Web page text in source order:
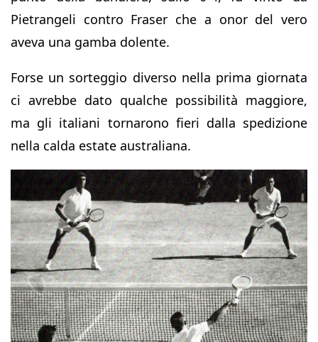
Pietrangeli contro Fraser che a onor del vero
aveva una gamba dolente.
Forse un sorteggio diverso nella prima giornata
ci avrebbe dato qualche possibilità maggiore,
ma gli italiani tornarono fieri dalla spedizione
nella calda estate australiana.